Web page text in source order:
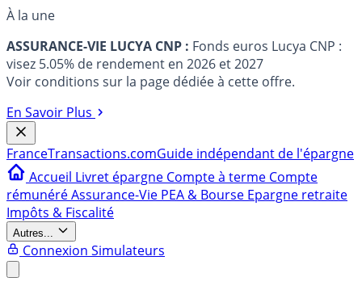
À la une
ASSURANCE-VIE LUCYA CNP : Fonds euros Lucya CNP :
visez 5.05% de rendement en 2026 et 2027
Voir conditions sur la page dédiée à cette offre.
En Savoir Plus
FranceTransactions.comGuide indépendant de l'épargne
Accueil Livret épargne Compte à terme Compte
rémunéréAssurance-Vie PEA & Bourse Epargne retraite
Impôts & Fiscalité
Autres...
Connexion Simulateurs